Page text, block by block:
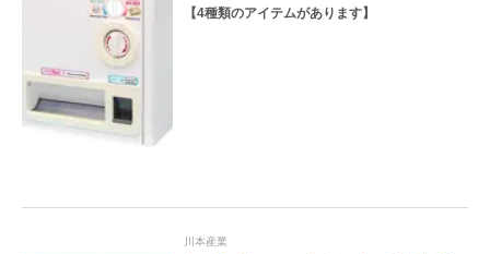
【4種類のアイテムがあります】
川本産業